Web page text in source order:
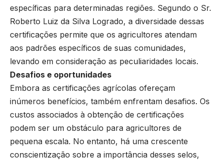
específicas para determinadas regiões. Segundo o Sr.
Roberto Luiz da Silva Logrado, a diversidade dessas
certificações permite que os agricultores atendam
aos padrões específicos de suas comunidades,
levando em consideração as peculiaridades locais.
Desafios e oportunidades
Embora as certificações agrícolas ofereçam
inúmeros benefícios, também enfrentam desafios. Os
custos associados à obtenção de certificações
podem ser um obstáculo para agricultores de
pequena escala. No entanto, há uma crescente
conscientização sobre a importância desses selos,